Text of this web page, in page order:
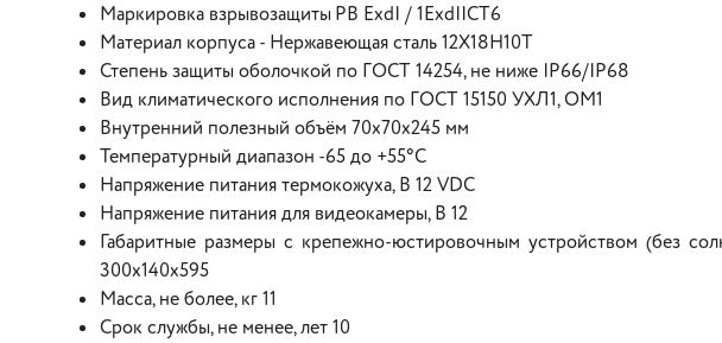
Маркировка взрывозащитыРВ ЕхdI / 1ExdIICТ6
Материал корпуса - Нержавеющая сталь 12Х18Н10Т
Степень защиты оболочкой по ГОСТ 14254, не ниже IP66/IP68
Вид климатического исполнения по ГОСТ 15150 УХЛ1, ОМ1
Внутренний полезный объём 70х70х245 мм
Температурный диапазон -65 до +55°С
Напряжение питания термокожуха, В 12 VDC
Напряжение питания для видеокамеры, В 12
Габаритные размеры с крепежно-юстировочным устройством (без
300х140х595
Масса, не более, кг 11
Срок службы, не менее, лет 10